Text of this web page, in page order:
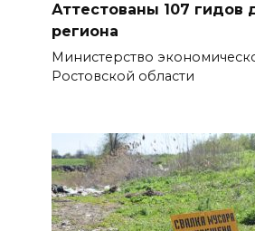
Аттестованы 107 гидов
региона
Министерство
Ростовской области